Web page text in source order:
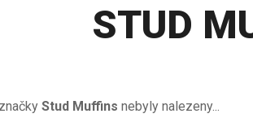
STUD
Stud Muffins nebyly nalezeny...